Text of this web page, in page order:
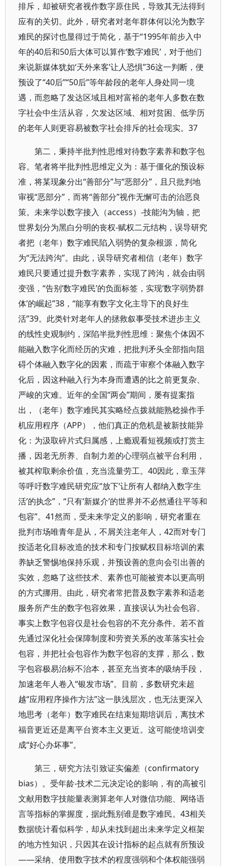
排斥，却被研究者视作数字原住民，导致其无法得到
应有的关切。此外，研究者对老年群体何以沦为数字
难民的探讨也显得过于简化，基于“1995年前步入中
年的40后和50后大体可以算作‘数字难民’，对于他们
来说新媒体犹如‘天外来客’让人恐惧”36这一判断，便
预设了“40后”“50后”等年龄段的老年人身处同一境
遇，而忽略了发达区域且相对富裕的老年人多数在数
字社会中生活从容，欠发达区域、相对贫困、低学历
的老年人则更容易被数字社会排斥的社会现实。37
第二，秉持半批判性思维对待数字素养和数字包
容。笔者将半批判性思维定义为：基于僵化的预设标
准，将某现象分出“善部分”与“恶部分”，且只批判地
审视“恶部分”，而将“善部分”视作无懈可击的治恶良
策。未来学以数字接入（access）-技能沟为轴，把
世界划分为黑白分明的丧权-赋权二元结构，误导研究
者把（老年）数字难民陷入弱势的复杂根源，简化
为“无法跨沟”。由此，误导研究者相信（老年）数字
难民只要通过提升数字素养，实现了跨沟，就会由弱
变强，“告别‘数字难民’的负面标签，实现‘数字弱势群
体’的崛起”38，“能享有数字文化主导下的良好生
活”39。此类针对老年人的拯救叙事受技术进步主义
的线性史观制约，深陷半批判性思维：聚焦个体因不
能融入数字化而经历的灾难，把批判矛头全部指向阻
碍个体融入数字化的因素，而疏于审察个体融入数字
化后，因这种融入行为本身而遭遇的比之前更复杂、
严峻的灾难。近年的全国“两会”期间，屡有提案指
出，（老年）数字难民其实略经点拨就能熟稔操作手
机应用程序（APP），他们真正的危机是被新技能异
化：为汲取碎片式归属感，上瘾观看短视频或打赏主
播，因老无所养、自制力差的心理弱点被平台利用，
被其榨取剩余价值，充当流量劳工。40因此，章玉萍
等呼吁数字难民研究应“放下‘让所有人都纳入数字生
活’的执念”，“只有‘新媒介’的世界并不必然通往平等和
包容”。41然而，受未来学定义的影响，研究者重在
批判市场唯青年是从，不屑关注老年人，42而对专门
按适老化目标改造的技术和专门按赋权目标培训的素
养缺乏警惕地保持乐观，并预设善的意向会引出善的
实效，忽略了这些技术、素养也可能被资本以更高明
的方式挪用。由此，研究者常把普及数字素养和适老
服务所产生的数字包容效果，直接误认为社会包容。
事实上数字包容仅是社会包容的不充分条件。若不首
先通过深化社会保障制度和劳资关系的改革落实社会
包容，并把社会包容作为数字包容的支撑，那么，数
字包容极易治标不治本，甚至充当资本的吸纳手段，
加速老年人卷入“银发市场”。目前，多数研究未超
越“应用程序操作方法”这一肤浅层次，也无法更深入
地思考（老年）数字难民在结束短期培训后，离技术
福音更近还是离平台资本主义更近。这可能使培训变
成“好心办坏事”。
第三，研究方法引致证实偏差（confirmatory
bias）。受年龄-技术二元决定论的影响，有的高被引
文献用数字技能量表测算老年人对微信功能、网络语
言等指标的掌握度，据此甄别谁是数字难民。43相关
数据统计看似科学，却从未找到超出未来学定义框架
的地方性知识，只因其在设计指标的起点就有所预设
——采纳、使用数字技术的程度强弱和个体权能强弱